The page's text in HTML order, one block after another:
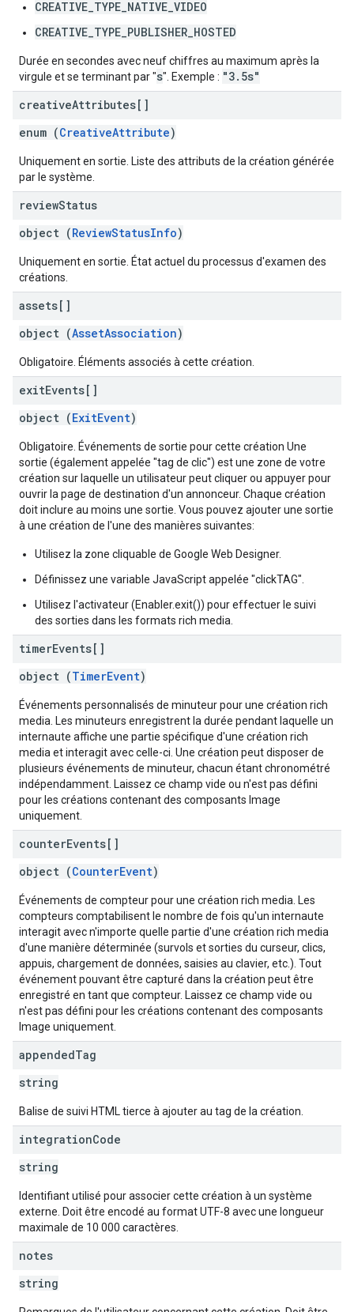
CREATIVE_TYPE_NATIVE_VIDEO
CREATIVE_TYPE_PUBLISHER_HOSTED
Durée en secondes avec neuf chiffres au maximum après la
virgule et se terminant par "s". Exemple : "3.5s"
creativeAttributes[]
enum (CreativeAttribute)
Uniquement en sortie. Liste des attributs de la création générée
par le système.
reviewStatus
object (ReviewStatusInfo)
Uniquement en sortie. État actuel du processus d'examen des
créations.
assets[]
object (AssetAssociation)
Obligatoire. Éléments associés à cette création.
exitEvents[]
object (ExitEvent)
Obligatoire. Événements de sortie pour cette création Une
sortie (également appelée "tag de clic") est une zone de votre
création sur laquelle un utilisateur peut cliquer ou appuyer pour
ouvrir la page de destination d'un annonceur. Chaque création
doit inclure au moins une sortie. Vous pouvez ajouter une sortie
à une création de l'une des manières suivantes:
Utilisez la zone cliquable de Google Web Designer.
Définissez une variable JavaScript appelée "clickTAG".
Utilisez l'activateur (Enabler.exit()) pour effectuer le suivi
des sorties dans les formats rich media.
timerEvents[]
object (TimerEvent)
Événements personnalisés de minuteur pour une création rich
media. Les minuteurs enregistrent la durée pendant laquelle un
internaute affiche une partie spécifique d'une création rich
media et interagit avec celle-ci. Une création peut disposer de
plusieurs événements de minuteur, chacun étant chronométré
indépendamment. Laissez ce champ vide ou n'est pas défini
pour les créations contenant des composants Image
uniquement.
counterEvents[]
object (CounterEvent)
Événements de compteur pour une création rich media. Les
compteurs comptabilisent le nombre de fois qu'un internaute
interagit avec n'importe quelle partie d'une création rich media
d'une manière déterminée (survols et sorties du curseur, clics,
appuis, chargement de données, saisies au clavier, etc.). Tout
événement pouvant être capturé dans la création peut être
enregistré en tant que compteur. Laissez ce champ vide ou
n'est pas défini pour les créations contenant des composants
Image uniquement.
appendedTag
string
Balise de suivi HTML tierce à ajouter au tag de la création.
integrationCode
string
Identifiant utilisé pour associer cette création à un système
externe. Doit être encodé au format UTF-8 avec une longueur
maximale de 10 000 caractères.
notes
string